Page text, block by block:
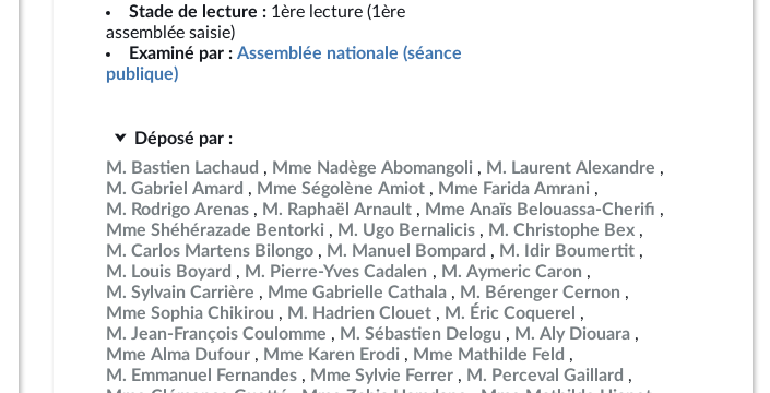
Date de dépôt
29 avril 2026
29 avril 2026
29 avril 2026
Stade de lecture : 1ère lecture (1ère
assemblée saisie)
Examiné par : Assemblée nationale (séance
publique)
Déposé par :
M. Bastien Lachaud
Mme Nadège Abomangoli
M. Laurent Alexandre
M. Gabriel Amard
Mme Ségolène Amiot
Mme Farida Amrani
M. Rodrigo Arenas
M. Raphaël Arnault
Mme Anaïs Belouassa-Cherifi
Mme Shéhérazade Bentorki
M. Ugo Bernalicis
M. Christophe Bex
M. Carlos Martens Bilongo
M. Manuel Bompard
M. Idir Boumertit
M. Louis Boyard
M. Pierre-Yves Cadalen
M. Aymeric Caron
M. Sylvain Carrière
Mme Gabrielle Cathala
M. Bérenger Cernon
Mme Sophia Chikirou
M. Hadrien Clouet
M. Éric Coquerel
M. Jean-François Coulomme
M. Sébastien Delogu
M. Aly Diouara
Mme Alma Dufour
Mme Karen Erodi
Mme Mathilde Feld
M. Emmanuel Fernandes
Mme Sylvie Ferrer
M. Perceval Gaillard